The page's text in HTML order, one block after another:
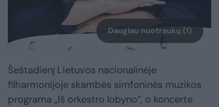
Daugiau nuotraukų (1)
Šeštadienį Lietuvos nacionalinėje
filharmonijoje skambės simfoninės muzikos
programa „Iš orkestro lobyno“, o koncerte